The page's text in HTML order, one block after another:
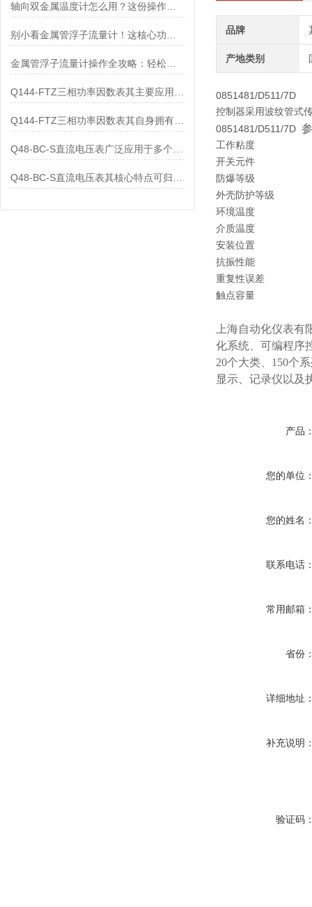
轴向双金属温度计怎么用？这份操作指南，新手也能快速拿捏！
金属管浮子流量计操作全攻略：轻松拿捏，精准掌控每一步！
Q144-FTZ三相功率因数表其自身拥有怎样的功能呢？
品牌
产地类别
0851481/D511/7D
控制器采用波纹管式
0851481/D511/7D
工作粘度
开关元件
防爆等级
外壳防护等级
环境温度
介质温度
安装位置
抗振性能
重复性误差
触点容量
上海自动化仪表
化系统、可编程序
20个大类、150个
显示、记录仪以及
产品
您的单位
您的姓名
联系电话
常用邮箱
省份
详细地址
补充说明
验证码